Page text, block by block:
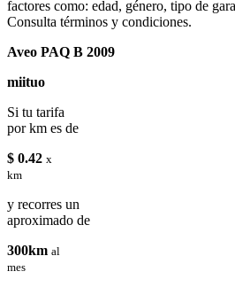
factores como: edad, género, tipo de
Consulta términos y condiciones.
Aveo PAQ B 2009
miituo
Si tu tarifa
por km es de
$ 0.42 x
km
y recorres un
aproximado de
300km al
mes